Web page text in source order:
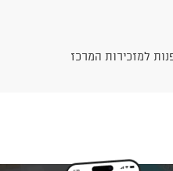
למזכירות המרכז